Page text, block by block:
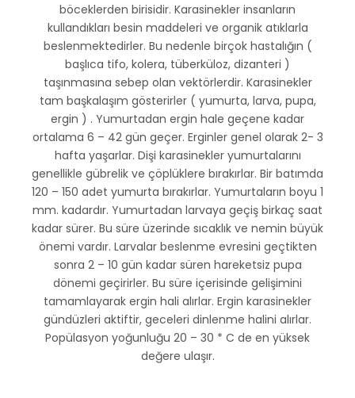
böceklerden birisidir. Karasinekler insanların
kullandıkları besin maddeleri ve organik atıklarla
beslenmektedirler. Bu nedenle birçok hastalığın (
başlıca tifo, kolera, tüberküloz, dizanteri )
taşınmasına sebep olan vektörlerdir. Karasinekler
tam başkalaşım gösterirler ( yumurta, larva, pupa,
ergin ) . Yumurtadan ergin hale geçene kadar
ortalama 6 – 42 gün geçer. Erginler genel olarak 2- 3
hafta yaşarlar. Dişi karasinekler yumurtalarını
genellikle gübrelik ve çöplüklere bırakırlar. Bir batımda
120 – 150 adet yumurta bırakırlar. Yumurtaların boyu 1
mm. kadardır. Yumurtadan larvaya geçiş birkaç saat
kadar sürer. Bu süre üzerinde sıcaklık ve nemin büyük
önemi vardır. Larvalar beslenme evresini geçtikten
sonra 2 – 10 gün kadar süren hareketsiz pupa
dönemi geçirirler. Bu süre içerisinde gelişimini
tamamlayarak ergin hali alırlar. Ergin karasinekler
gündüzleri aktiftir, geceleri dinlenme halini alırlar.
Popülasyon yoğunluğu 20 – 30 * C de en yüksek
değere ulaşır.